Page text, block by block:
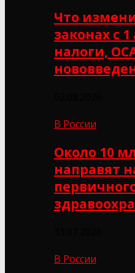
Что
законах с
налоги,
В России
Около 10
направят
В России